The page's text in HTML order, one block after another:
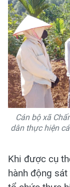
Cán bộ xã
dân thực hiện
Khi được cụ
hành động